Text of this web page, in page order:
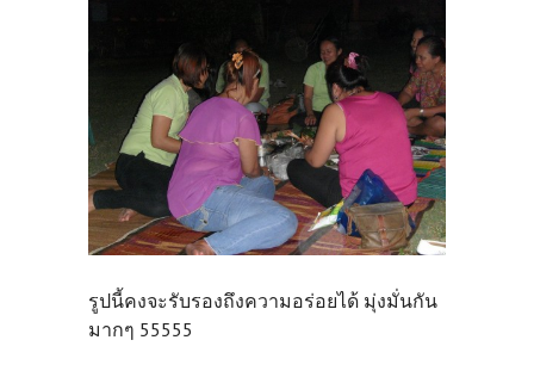
รูปนี้คงจะรับรองถึงความอร่อยได้ มุ่งมั่นกัน
มากๆ 55555